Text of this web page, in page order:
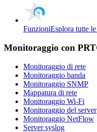
FunzioniEsplora tutte
Monitoraggio con
Monitoraggio di rete
Monitoraggio banda
Monitoraggio SNMP
Mappatura di rete
Monitoraggio Wi-Fi
Monitoraggio del server
Monitoraggio NetFlow
Server syslog